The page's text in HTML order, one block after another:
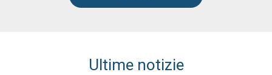
Ultime notizie